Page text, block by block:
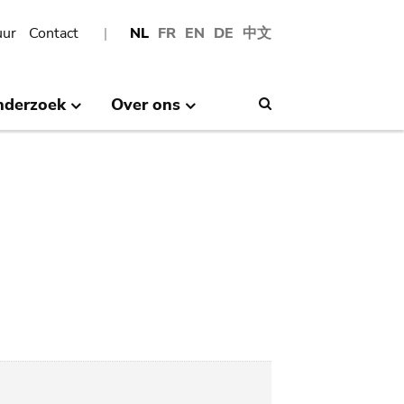
NL FR EN DE 中文
Contact
Over ons